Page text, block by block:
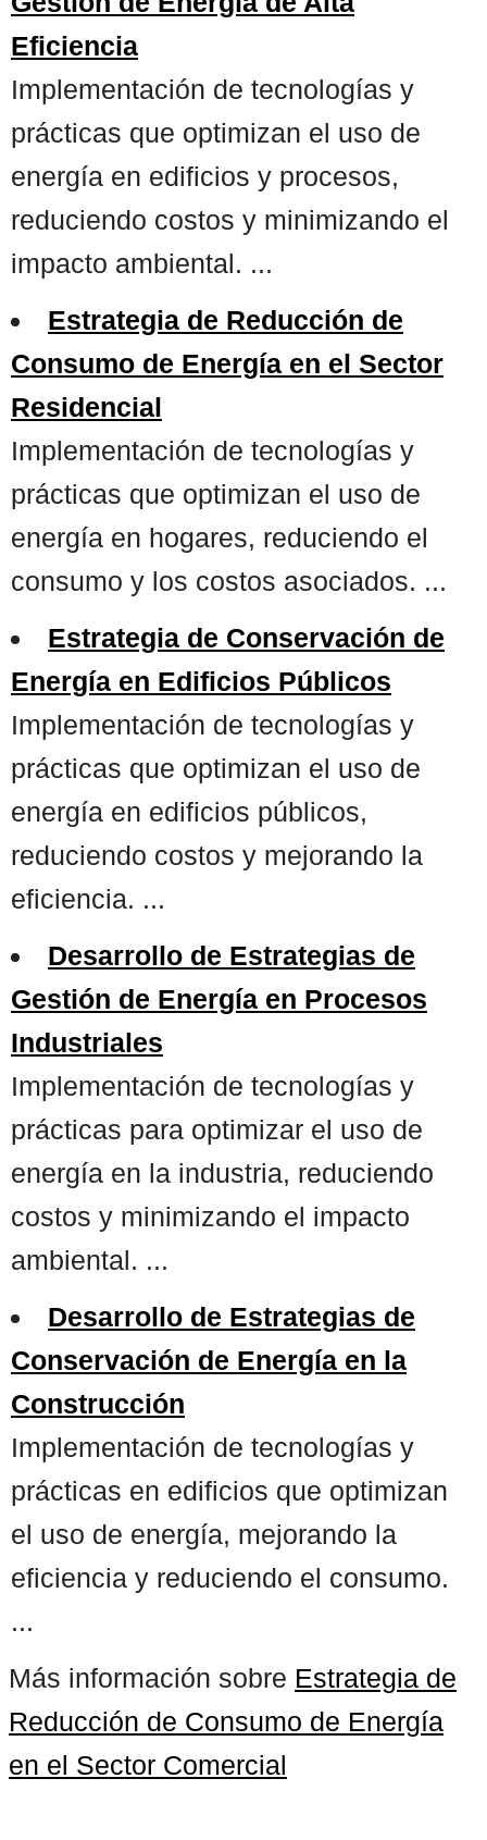
Eficiencia
Implementación de tecnologías y
prácticas que optimizan el uso de
energía en edificios y procesos,
reduciendo costos y minimizando el
impacto ambiental. ...
Estrategia de Reducción de
Consumo de Energía en el Sector
Residencial
Implementación de tecnologías y
prácticas que optimizan el uso de
energía en hogares, reduciendo el
consumo y los costos asociados. ...
Estrategia de Conservación de
Energía en Edificios Públicos
Implementación de tecnologías y
prácticas que optimizan el uso de
energía en edificios públicos,
reduciendo costos y mejorando la
eficiencia. ...
Desarrollo de Estrategias de
Gestión de Energía en Procesos
Industriales
Implementación de tecnologías y
prácticas para optimizar el uso de
energía en la industria, reduciendo
costos y minimizando el impacto
ambiental. ...
Desarrollo de Estrategias de
Conservación de Energía en la
Construcción
Implementación de tecnologías y
prácticas en edificios que optimizan
el uso de energía, mejorando la
eficiencia y reduciendo el consumo.
...
Más información sobre Estrategia de
Reducción de Consumo de Energía
en el Sector Comercial